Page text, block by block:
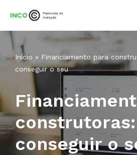
para
conteúdo
Início » Financiamento para
conseguir o seu
conseguir o